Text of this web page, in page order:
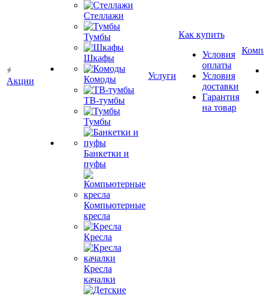
Акции
Стеллажи
Тумбы
Шкафы
Комоды
ТВ-тумбы
Тумбы
Банкетки и
пуфы
Компьютерные
кресла
Кресла
Кресла
качалки
Услуги
Как купить
Условия
оплаты
Условия
доставки
Гарантия
на товар